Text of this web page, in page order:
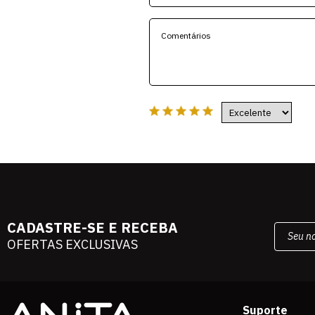
CADASTRE-SE E RECEBA
OFERTAS EXCLUSIVAS
Suporte